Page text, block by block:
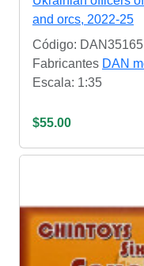
and orcs, 2022-25
Código: DAN35165
Fabricantes DAN
Escala: 1:35
$55.00